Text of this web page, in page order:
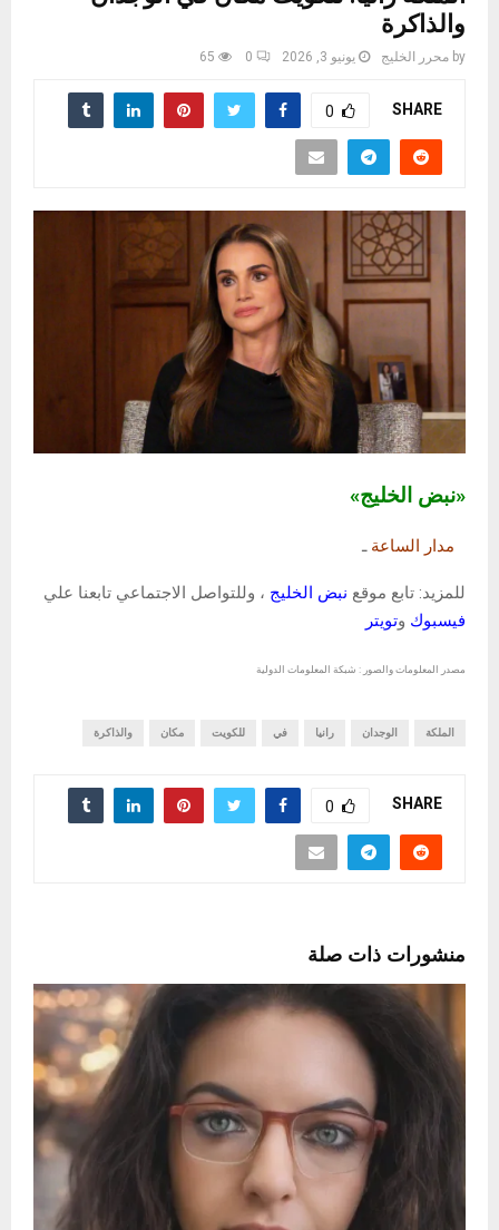
والذاكرة
by محرر الخليج يونيو 3, 2026 0
65
SHARE
0
«نبض الخليج»
مدار الساعةـ
للمزيد: تابع موقع نبض الخليج ، وللتواصل الاجتماعي تابعنا علي
فيسبوك وتويتر
مصدر المعلومات والصور : شبكة المعلومات الدولية
الملكة الوجدان رانيا في للكويت مكان والذاكرة
SHARE
0
منشورات ذات صلة